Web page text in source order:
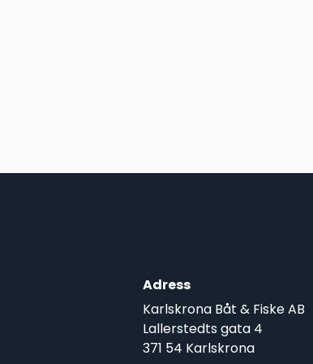
Adress
Karlskrona Båt & Fiske AB
Lallerstedts gata 4
371 54 Karlskrona